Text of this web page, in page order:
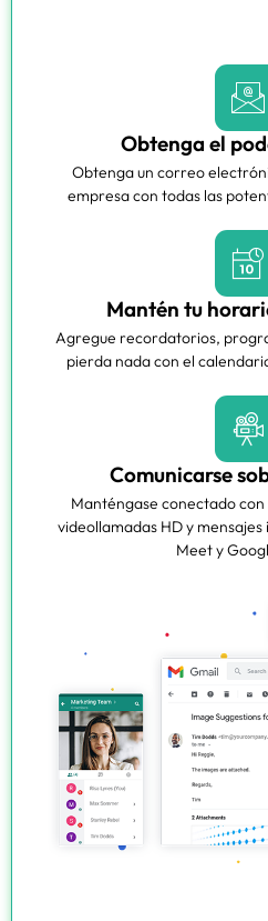
Obtenga el
Obtenga un correo
empresa con todas las
Mantén tu
Agregue recordatorios,
pierda nada con el
Comunicarse
Manténgase conectado con
videollamadas HD y
Meet y